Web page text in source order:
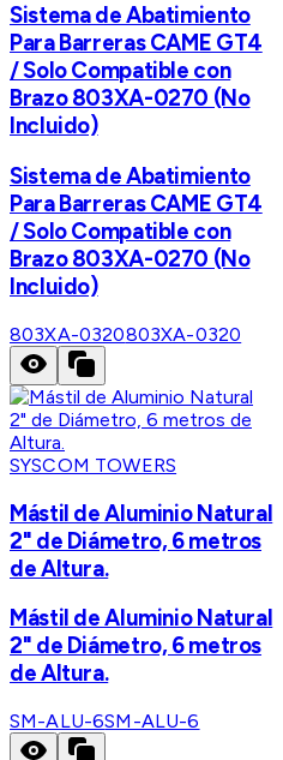
Sistema de Abatimiento
Para Barreras CAME GT4
/ Solo Compatible con
Brazo 803XA-0270 (No
Incluido)
Sistema de Abatimiento
Para Barreras CAME GT4
/ Solo Compatible con
Brazo 803XA-0270 (No
Incluido)
803XA-0320803XA-0320
SYSCOM TOWERS
Mástil de Aluminio Natural
2" de Diámetro, 6 metros
de Altura.
Mástil de Aluminio Natural
2" de Diámetro, 6 metros
de Altura.
SM-ALU-6SM-ALU-6